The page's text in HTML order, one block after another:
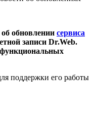
обновлении сервиса
записи Dr.Web.
функциональных
поддержки его работы